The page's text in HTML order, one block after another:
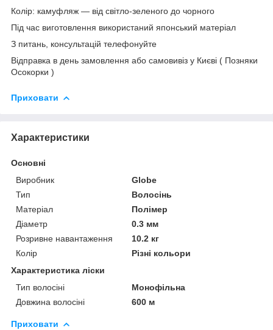
Колір: камуфляж — від світло-зеленого до чорного
Під час виготовлення використаний японський матеріал
З питань, консультацій телефонуйте
Відправка в день замовлення або самовивіз у Києві ( Позняки
Осокорки )
Приховати
Характеристики
Основні
Виробник
Globe
Тип
Волосінь
Матеріал
Полімер
Діаметр
0.3 мм
Розривне навантаження
10.2 кг
Колір
Різні кольори
Характеристика ліски
Тип волосіні
Монофільна
Довжина волосіні
600 м
Приховати